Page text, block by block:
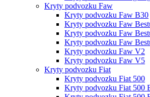
Kryty podvozku Faw
Kryty podvozku Faw B30
Kryty podvozku Faw
Kryty podvozku Faw
Kryty podvozku Faw
Kryty podvozku Faw V2
Kryty podvozku Faw V5
Kryty podvozku Fiat
Kryty podvozku Fiat 500
Kryty podvozku Fiat 500